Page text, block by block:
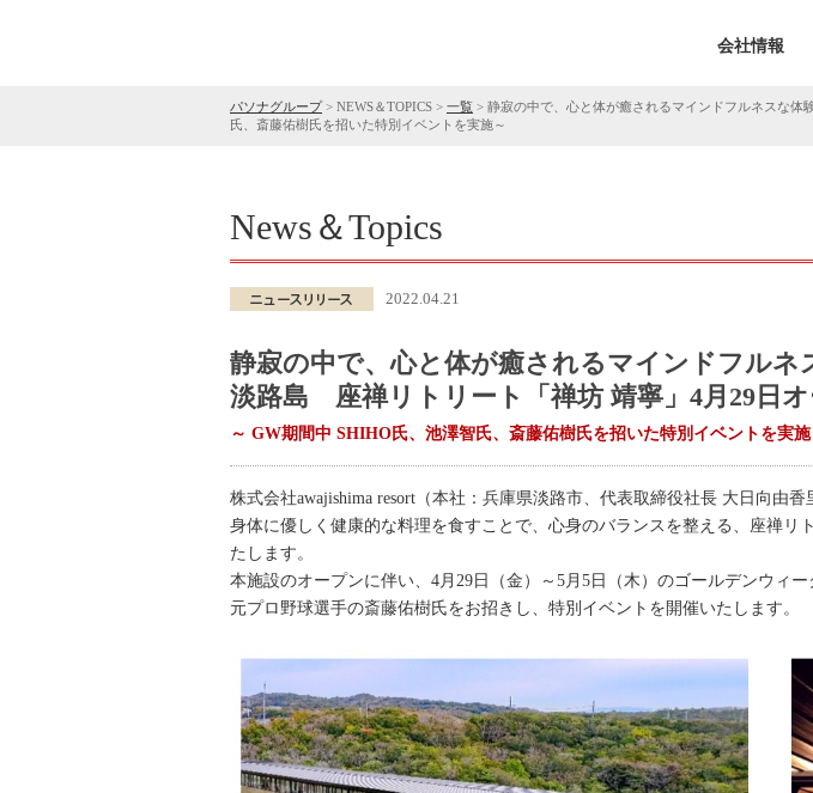
会社情報
パソナグループ> NEWS＆TOPICS > 一覧 > 静寂の中で、心と体が癒されるマインドフルネスな
氏、斎藤佑樹氏を招いた特別イベントを実施～
News＆Topics
2022.04.21
静寂の中で、心と体が癒されるマインドフルネ
淡路島 座禅リトリート「禅坊 靖寧」4月29日
～ GW期間中 SHIHO氏、池澤智氏、斎藤佑樹氏を招いた特別イベントを実施
株式会社awajishima resort（本社：兵庫県淡路市、代表取締役社長 大日向由
身体に優しく健康的な料理を食すことで、心身のバランスを整える、座禅
たします。
本施設のオープンに伴い、4月29日（金）～5月5日（木）のゴールデンウィ
元プロ野球選手の斎藤佑樹氏をお招きし、特別イベントを開催いたします。